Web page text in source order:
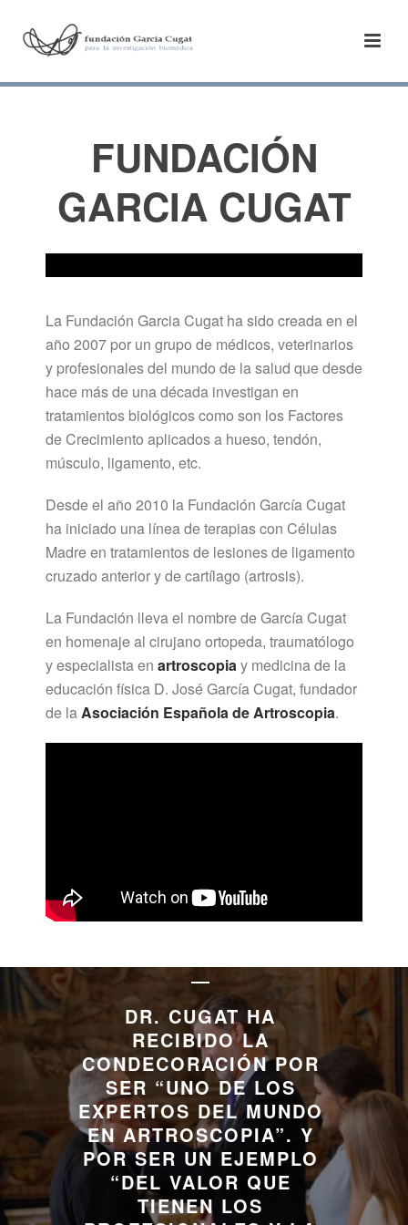
FUNDACIÓN
GARCIA CUGAT
La Fundación Garcia Cugat ha sido creada en el
año 2007 por un grupo de médicos, veterinarios
y profesionales del mundo de la salud que desde
hace más de una década investigan en
tratamientos biológicos como son los Factores
de Crecimiento aplicados a hueso, tendón,
músculo, ligamento, etc.
Desde el año 2010 la Fundación García Cugat
ha iniciado una línea de terapias con Células
Madre en tratamientos de lesiones de ligamento
cruzado anterior y de cartílago (artrosis).
La Fundación lleva el nombre de García Cugat
en homenaje al cirujano ortopeda, traumatólogo
y especialista en artroscopiay medicina de la
educación física D. José García Cugat, fundador
de laAsociación Española de Artroscopia.
DR. CUGAT HA
RECIBIDO LA
CONDECORACIÓN POR
SER “UNO DE LOS
EXPERTOS DEL MUNDO
EN ARTROSCOPIA”. Y
POR SER UN EJEMPLO
“DEL VALOR QUE
TIENEN LOS